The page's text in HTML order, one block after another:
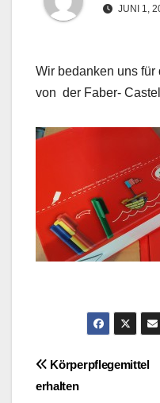
JUNI 1,
Wir bedanken uns
von der Faber-
Körperpflegemittel
erhalten